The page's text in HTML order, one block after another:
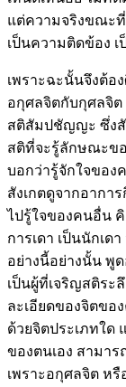
แต่ความจริงขณะ
เป็นความติดข้อง
เพราะฉะนั้นจึงต้อ
อกุศลจิตกับกุศลจิต
สติสัมปชัญญะ ซึ่ง
สติที่จะรู้ลักษณะข
บอกว่ารู้จักใจของ
สังเกตดูจากอากา
ไปรู้ใจของคนอื่น
การเดา เป็นนักเ
อย่างนี้อย่างนั้น พู
เป็นผู้ที่เจริญสติระ
ละเอียดของจิตขอ
ด้วยจิตประเภทใ
ของตนเอง สามาร
เพราะอกุศลจิต ห